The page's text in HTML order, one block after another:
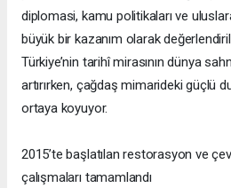
diplomasi, kamu politikaları ve
büyük bir kazanım olarak
Türkiye’nin tarihî mirasının dünya
artırırken, çağdaş mimarideki güçlü
ortaya koyuyor.
2015’te başlatılan restorasyon ve
çalışmaları tamamlandı